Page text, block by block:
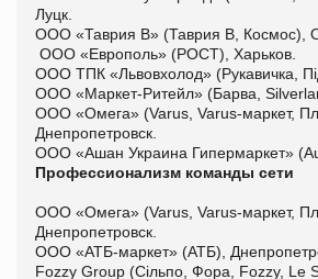
Луцк.
ООО «Таврия В» (Таврия В, Космос),
ООО «Европоль» (РОСТ), Харьков.
ООО ТПК «Львовхолод» (Рукавичка,
ООО «Маркет-Ритейл» (Барва,
ООО «Омега» (Varus, Varus-маркет,
Днепропетровск.
ООО «Ашан Украина Гипермаркет»
Профессионализм команды сети
ООО «Омега» (Varus, Varus-маркет,
Днепропетровск.
ООО «АТБ-маркет» (АТБ),
Fozzy Group (Сільпо, Фора, Fozzy, Le